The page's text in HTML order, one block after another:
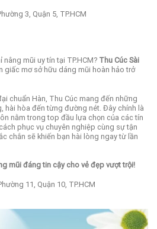
3, Quận 5, TP.HCM
mũi uy tín tại TP.HCM? Thu Cúc Sài
giấc mơ sở hữu dáng mũi hoàn hảo trở
chuẩn Hàn, Thu Cúc mang đến những
hài hòa đến từng đường nét. Đây chính là
nằm trong top đầu lựa chọn của các tín
phục vụ chuyên nghiệp cùng sự tận
chắn sẽ khiến bạn hài lòng ngay từ lần
mũi đáng tin cậy cho vẻ đẹp vượt trội!
11, Quận 10, TP.HCM